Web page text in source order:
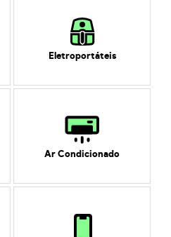
Eletroportáteis
Ar Condicionado